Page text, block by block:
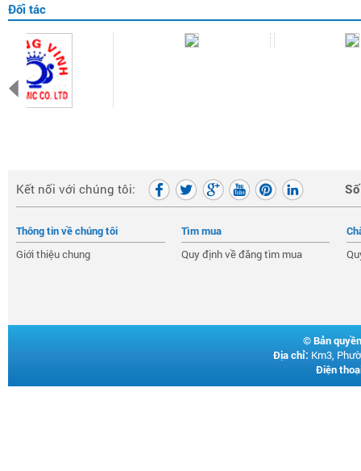
Đối tác
Kết nối với chúng tôi:
Thông tin về chúng tôi
Giới thiệu chung
Tìm mua
Quy định về đăng tìm mua
©Bản
Địa chỉ: Km3,
Điện